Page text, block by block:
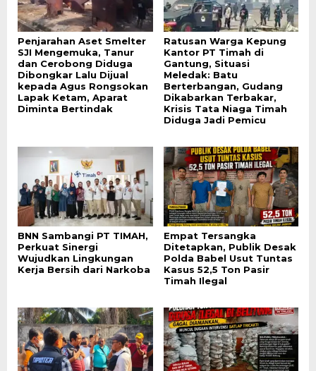
Penjarahan Aset Smelter
SJI Mengemuka, Tanur
dan Cerobong Diduga
Dibongkar Lalu Dijual
kepada Agus Rongsokan
Lapak Ketam, Aparat
Diminta Bertindak
Ratusan Warga Kepung
Kantor PT Timah di
Gantung, Situasi
Meledak: Batu
Berterbangan, Gudang
Dikabarkan Terbakar,
Krisis Tata Niaga Timah
Diduga Jadi Pemicu
BNN Sambangi PT TIMAH,
Perkuat Sinergi
Wujudkan Lingkungan
Kerja Bersih dari Narkoba
Empat Tersangka
Ditetapkan, Publik Desak
Polda Babel Usut Tuntas
Kasus 52,5 Ton Pasir
Timah Ilegal